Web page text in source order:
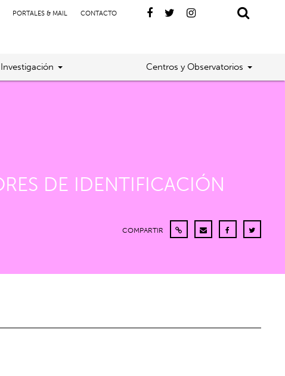
PORTALES & MAIL CONTACTO
Investigación Centros y Observatorios
DE IDENTIFICACIÓN
COMPARTIR